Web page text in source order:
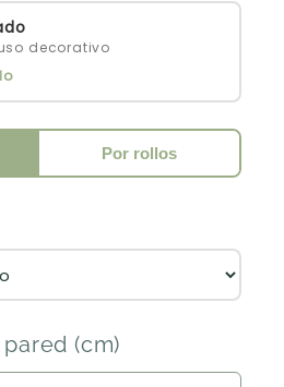
decorativo
Por rollos
(cm)